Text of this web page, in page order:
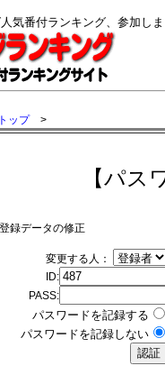
気番付ランキング、参加し
ップ>
【パス
録データの修正
変更する人：
ID:
PASS:
パスワードを記録する
パスワードを記録しない